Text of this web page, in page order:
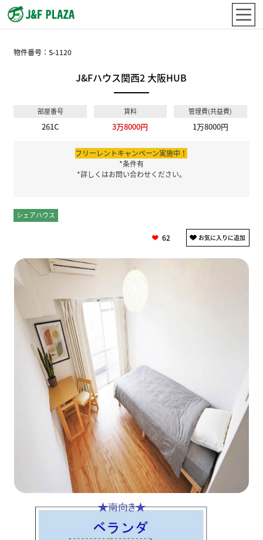
物件番号：S-1120
J&Fハウス関西2 大阪HUB
部屋番号
261C
賃料
3万8000円
管理費(共益費)
1万8000円
フリーレントキャンペーン実施中！
*条件有
*詳しくはお問い合わせください。
シェアハウス
62